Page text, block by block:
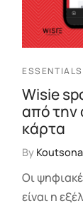
ESSENTIALS
Wisie
από την
κάρτα
By
Οι
είναι η